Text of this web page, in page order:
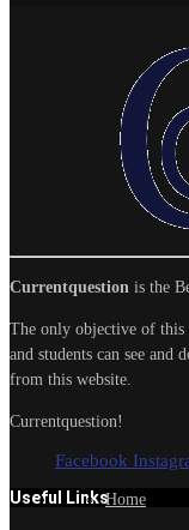
Currentquestion is the
The only objective of this
and students can see and
from this website.
Currentquestion!
Facebook
Useful LinksHome